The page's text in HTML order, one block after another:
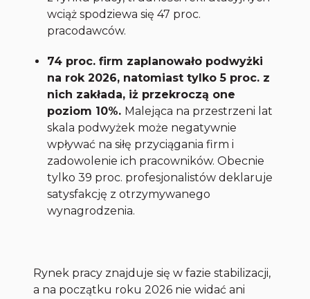
wciąż spodziewa się 47 proc.
pracodawców.
74 proc. firm zaplanowało podwyżki
na rok 2026, natomiast tylko 5 proc. z
nich zakłada, iż przekroczą one
poziom 10%. Malejąca na przestrzeni lat
skala podwyżek może negatywnie
wpływać na siłę przyciągania firm i
zadowolenie ich pracowników. Obecnie
tylko 39 proc. profesjonalistów deklaruje
satysfakcję z otrzymywanego
wynagrodzenia.
Rynek pracy znajduje się w fazie stabilizacji,
a na początku roku 2026 nie widać ani